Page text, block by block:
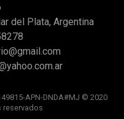
del Plata, Argentina
APN-DNDA#MJ © 2020
reservados